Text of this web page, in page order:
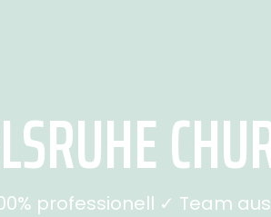
professionell ✓ Team